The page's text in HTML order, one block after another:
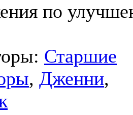
по
Старшие
, Дженни,